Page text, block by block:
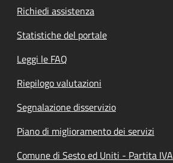
Richiedi assistenza
Statistiche del portale
Leggi le FAQ
Riepilogo valutazioni
Segnalazione disservizio
Piano di miglioramento dei servizi
Comune di Sesto ed Uniti - Partita IVA